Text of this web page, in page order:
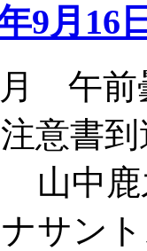
9月16
午前
意書
中鹿
サン